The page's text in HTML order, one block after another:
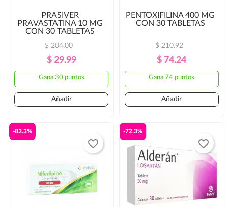
PRASIVER
PRAVASTATINA 10 MG
CON 30 TABLETAS
Precio
Regular
$ 204.00
Precio
$ 29.99
Gana 30 puntos
Añadir
PENTOXIFILINA 400 MG
CON 30 TABLETAS
Precio
Regular
$ 210.92
Precio
$ 74.24
Gana 74 puntos
Añadir
-82.3%
favorite_border
-72.3%
favorite_border